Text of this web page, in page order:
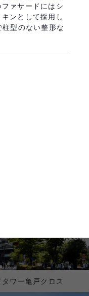
ワー亀戸クロス
ァサードにはシ
ンとして採用し
型のない整形な